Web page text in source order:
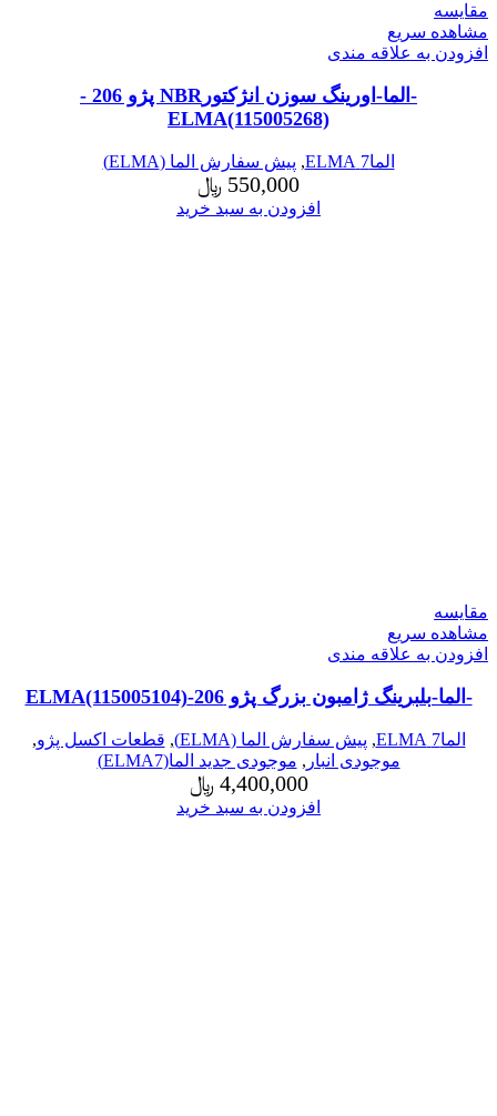
مقایسه
مشاهده سریع
افزودن به علاقه مندی
-الما-اورینگ سوزن انژکتورNBR پژو 206 -
ELMA(115005268)
الما7 ELMA , پیش سفارش الما (ELMA)
550,000 ﷼
افزودن به سبد خرید
مقایسه
مشاهده سریع
افزودن به علاقه مندی
-الما-بلبرینگ ژامبون بزرگ پژو 206-ELMA(115005104)
الما7 ELMA , پیش سفارش الما (ELMA) , قطعات اکسل پژو,
موجودی انبار , موجودی جدید الما(ELMA7)
4,400,000 ﷼
افزودن به سبد خرید